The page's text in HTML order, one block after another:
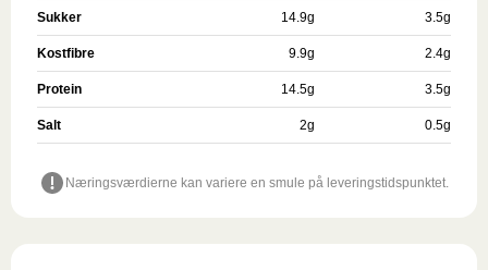
Sukker 14.9g 3.5g
Kostfibre 9.9g 2.4g
Protein 14.5g 3.5g
Salt 2g 0.5g
Næringsværdierne kan variere en smule på leveringstidspunktet.